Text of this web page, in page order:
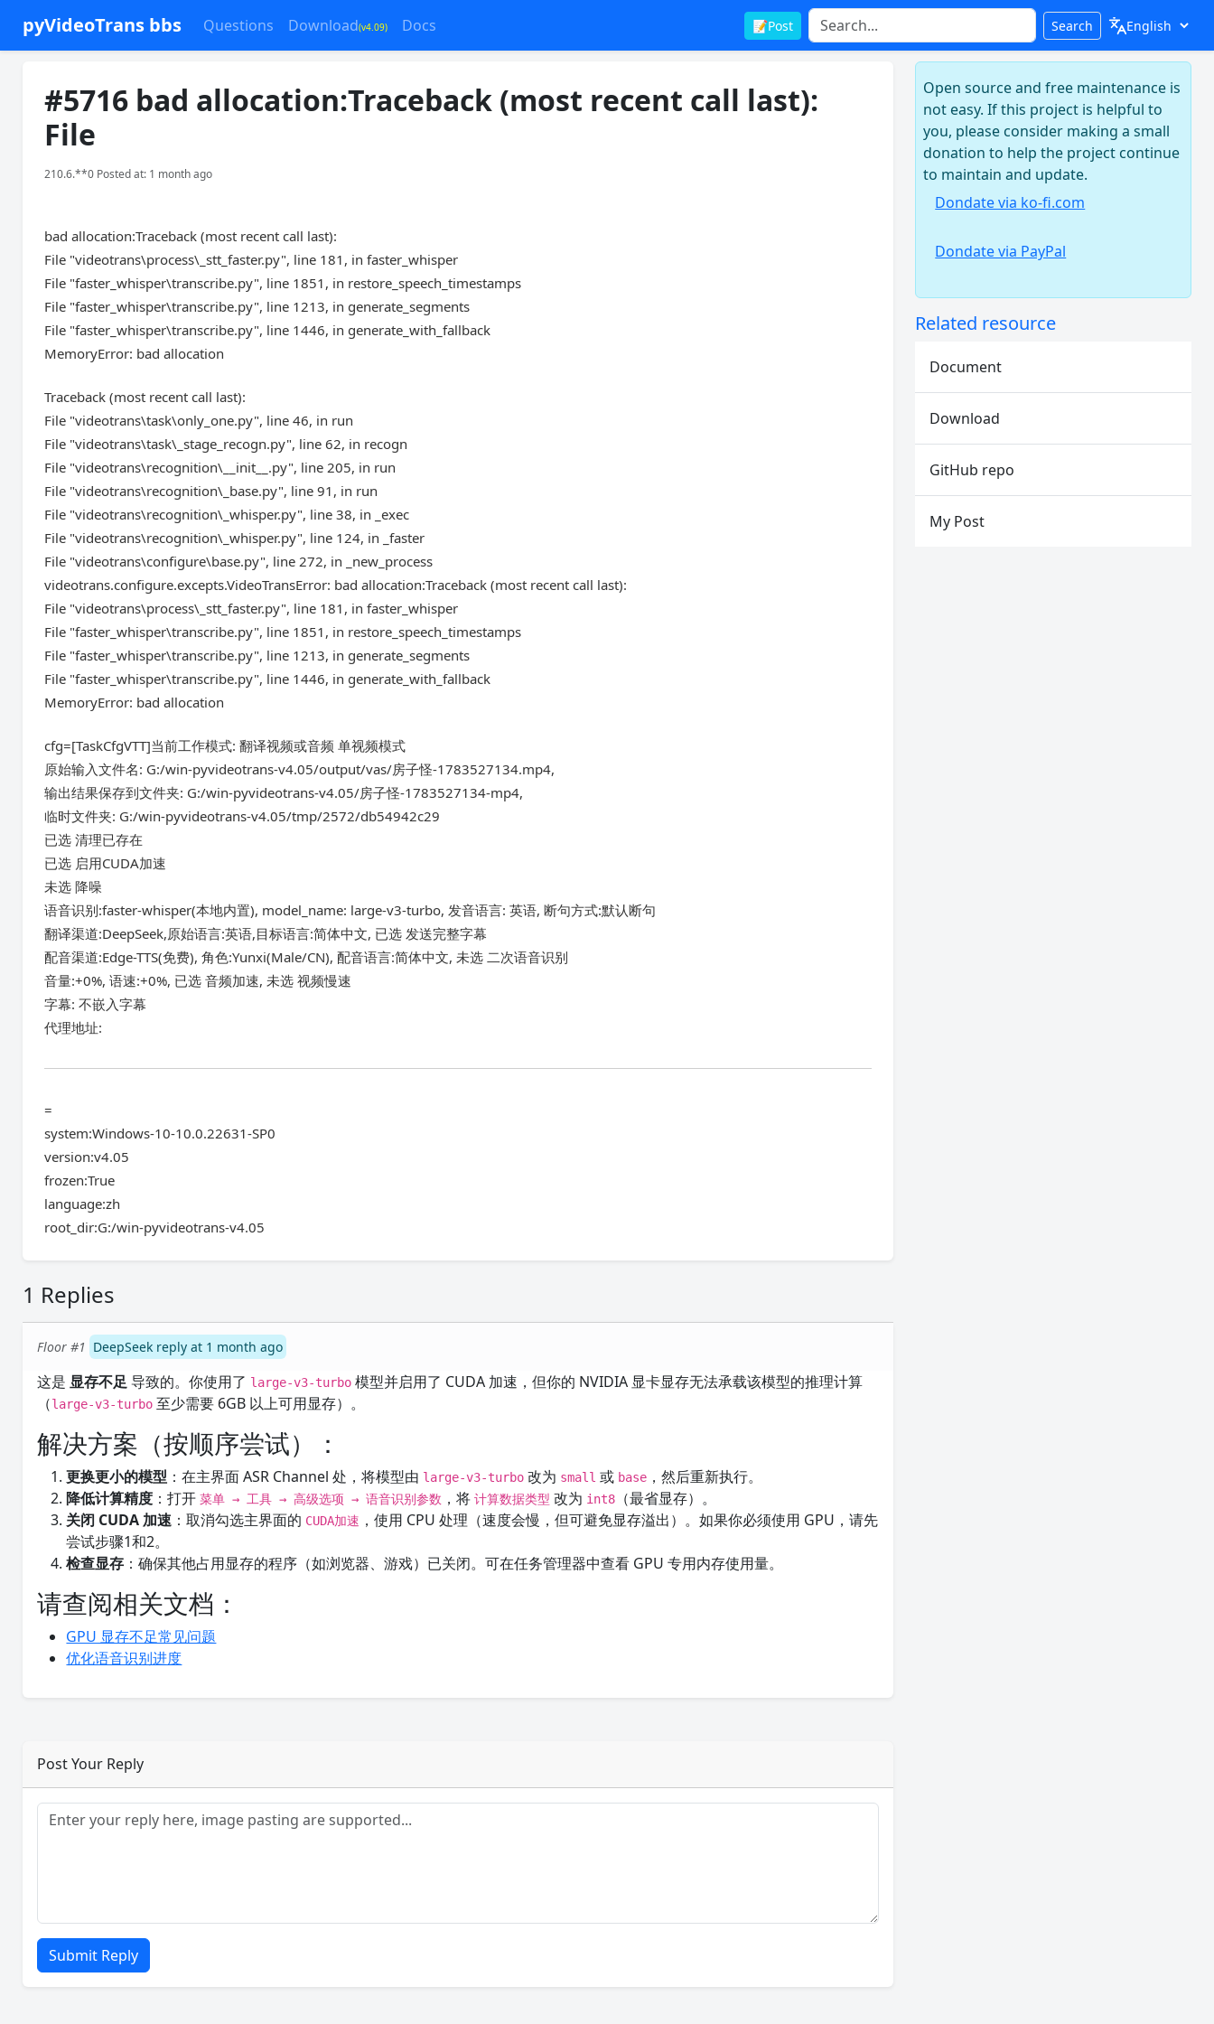
pyVideoTrans bbs Questions Download(v4.09) Docs 📝Post Search
#5716 bad allocation:Traceback (most recent call last):
File
210.6.**0 Posted at: 1 month ago
bad allocation:Traceback (most recent call last):
File "videotrans\process\_stt_faster.py", line 181, in faster_whisper
File "faster_whisper\transcribe.py", line 1851, in restore_speech_timestamps
File "faster_whisper\transcribe.py", line 1213, in generate_segments
File "faster_whisper\transcribe.py", line 1446, in generate_with_fallback
MemoryError: bad allocation
Traceback (most recent call last):
File "videotrans\task\only_one.py", line 46, in run
File "videotrans\task\_stage_recogn.py", line 62, in recogn
File "videotrans\recognition\__init__.py", line 205, in run
File "videotrans\recognition\_base.py", line 91, in run
File "videotrans\recognition\_whisper.py", line 38, in _exec
File "videotrans\recognition\_whisper.py", line 124, in _faster
File "videotrans\configure\base.py", line 272, in _new_process
videotrans.configure.excepts.VideoTransError: bad allocation:Traceback (most recent call last):
File "videotrans\process\_stt_faster.py", line 181, in faster_whisper
File "faster_whisper\transcribe.py", line 1851, in restore_speech_timestamps
File "faster_whisper\transcribe.py", line 1213, in generate_segments
File "faster_whisper\transcribe.py", line 1446, in generate_with_fallback
MemoryError: bad allocation
cfg=[TaskCfgVTT]当前工作模式: 翻译视频或音频 单视频模式
原始输入文件名: G:/win-pyvideotrans-v4.05/output/vas/房子怪-1783527134.mp4,
输出结果保存到文件夹: G:/win-pyvideotrans-v4.05/房子怪-1783527134-mp4,
临时文件夹: G:/win-pyvideotrans-v4.05/tmp/2572/db54942c29
已选 清理已存在
已选 启用CUDA加速
未选 降噪
语音识别:faster-whisper(本地内置), model_name: large-v3-turbo, 发音语言: 英语, 断句方式:默认断句
翻译渠道:DeepSeek,原始语言:英语,目标语言:简体中文, 已选 发送完整字幕
配音渠道:Edge-TTS(免费), 角色:Yunxi(Male/CN), 配音语言:简体中文, 未选 二次语音识别
音量:+0%, 语速:+0%, 已选 音频加速, 未选 视频慢速
字幕: 不嵌入字幕
代理地址:
=
system:Windows-10-10.0.22631-SP0
version:v4.05
frozen:True
language:zh
root_dir:G:/win-pyvideotrans-v4.05
1 Replies
Floor #1 DeepSeek reply at 1 month ago
这是显存不足导致的。你使用了 large-v3-turbo 模型并启用了 CUDA 加速，但你的 NVIDIA 显卡显存无法承载该模型的推理计算
（large-v3-turbo 至少需要 6GB 以上可用显存）。
解决方案（按顺序尝试）：
更换更小的模型 ：在主界面 ASR Channel 处，将模型由 large-v3-turbo 改为 small 或 base ，然后重新执行。
降低计算精度 ：打开菜单 → 工具 → 高级选项 → 语音识别参数 ，将计算数据类型 改为 int8
（最省显存）。
关闭 CUDA 加速 ：取消勾选主界面的 CUDA加速 ，使用 CPU 处理（速度会慢，但可避免显存溢出）。如果你必须使用 GPU，请先
尝试步骤1和2。
检查显存 ：确保其他占用显存的程序（如浏览器、游戏）已关闭。可在任务管理器中查看 GPU 专用内存使用量。
请查阅相关文档：
GPU 显存不足常见问题
优化语音识别进度
Post Your Reply
Submit Reply
Open source and free maintenance is
not easy. If this project is helpful to
you, please consider making a small
donation to help the project continue
to maintain and update.
Dondate via ko-fi.com
Dondate via PayPal
Related resource
Document
Download
GitHub repo
My Post